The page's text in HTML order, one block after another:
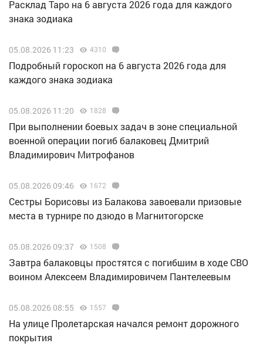
Расклад Таро на 6 августа 2026 года для каждого
знака зодиака
05.08.2026 11:23 4310
Подробный гороскоп на 6 августа 2026 года для
каждого знака зодиака
05.08.2026 11:20 1828
При выполнении боевых задач в зоне специальной
военной операции погиб балаковец Дмитрий
Владимирович Митрофанов
05.08.2026 09:46 1672
Сестры Борисовы из Балакова завоевали призовые
места в турнире по дзюдо в Магнитогорске
05.08.2026 09:37 1508
Завтра балаковцы простятся с погибшим в ходе СВО
воином Алексеем Владимировичем Пантелеевым
05.08.2026 08:55 1557
На улице Пролетарская начался ремонт дорожного
покрытия